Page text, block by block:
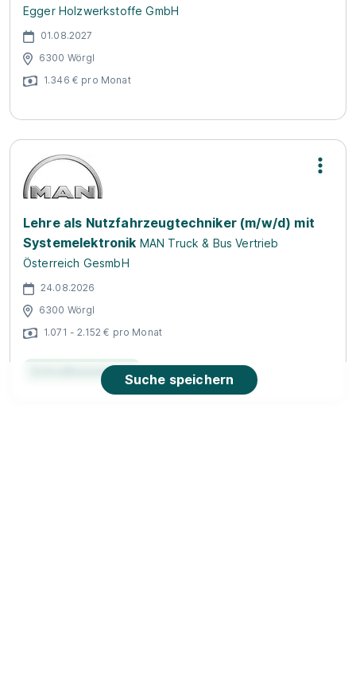
Egger Holzwerkstoffe GmbH
01.08.2027
6300 Wörgl
1.346 € pro Monat
Lehre als Nutzfahrzeugtechniker (m/w/d) mit
Systemelektronik MAN Truck & Bus Vertrieb
Österreich GesmbH
24.08.2026
6300 Wörgl
1.071 - 2.152 € pro Monat
Schnellbewerbung
Suche speichern